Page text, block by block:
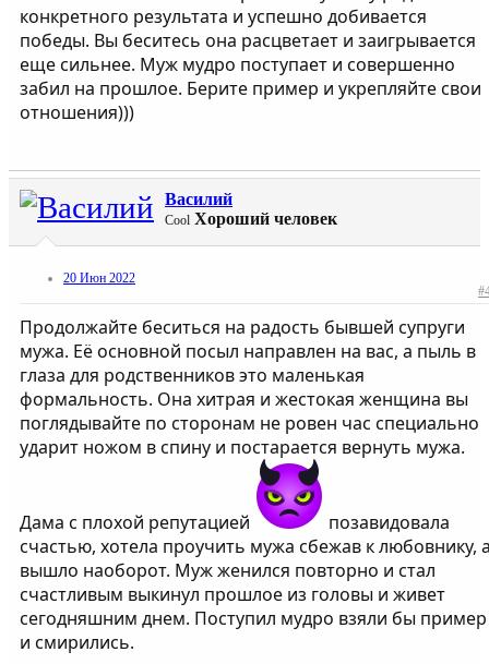
конкретного результата и успешно добивается
победы. Вы беситесь она расцветает и заигрывается
еще сильнее. Муж мудро поступает и совершенно
забил на прошлое. Берите пример и укрепляйте свои
отношения)))
Василий
Cool Хороший человек
20 Июн 2022
Продолжайте беситься на радость бывшей супруги
мужа. Её основной посыл направлен на вас, а пыль в
глаза для родственников это маленькая
формальность. Она хитрая и жестокая женщина вы
поглядывайте по сторонам не ровен час специально
ударит ножом в спину и постарается вернуть мужа.
Дама с плохой репутацией
позавидовала
счастью, хотела проучить мужа сбежав к любовнику,
вышло наоборот. Муж женился повторно и стал
счастливым выкинул прошлое из головы и живет
сегодняшним днем. Поступил мудро взяли бы пример
и смирились.